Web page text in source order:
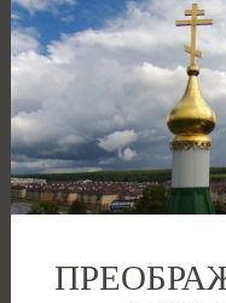
Перейти
к
содержимому